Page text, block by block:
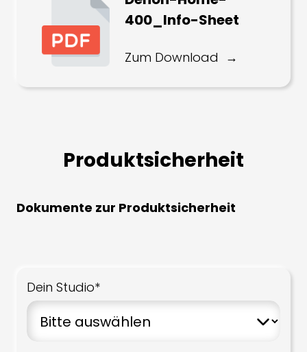
400_Info-Sheet
Zum Download
Produktsicherheit
Dokumente zur Produktsicherheit
Dein Studio*